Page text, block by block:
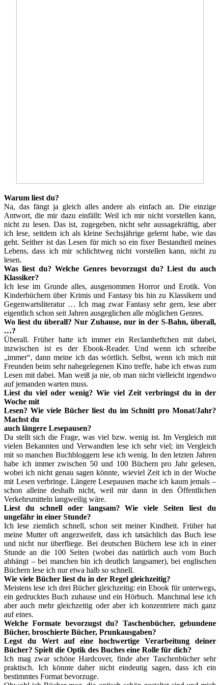
Warum liest du?
Na, das fängt ja gleich alles andere als einfach an. Die einzige
Antwort, die mir dazu einfällt: Weil ich mir nicht vorstellen kann,
nicht zu lesen. Das ist, zugegeben, nicht sehr aussagekräftig, aber
ich lese, seitdem ich als kleine Sechsjährige gelernt habe, wie das
geht. Seither ist das Lesen für mich so ein fixer Bestandteil meines
Lebens, dass ich mir schlichtweg nicht vorstellen kann, nicht zu
lesen.
Was liest du? Welche Genres bevorzugst du? Liest du auch
Klassiker?
Ich lese im Grunde alles, ausgenommen Horror und Erotik. Von
Kinderbüchern über Krimis und Fantasy bis hin zu Klassikern und
Gegenwartsliteratur … Ich mag zwar Fantasy sehr gern, lese aber
eigentlich schon seit Jahren ausgeglichen alle möglichen Genres.
Wo liest du überall? Nur Zuhause, nur in der S-Bahn, überall,
…?
Überall. Früher hatte ich immer ein Reclamheftchen mit dabei,
inzwischen ist es der Ebook-Reader. Und wenn ich schreibe
„immer“, dann meine ich das wörtlich. Selbst, wenn ich mich mit
Freunden beim sehr nahegelegenen Kino treffe, habe ich etwas zum
Lesen mit dabei. Man weiß ja nie, ob man nicht vielleicht irgendwo
auf jemanden warten muss.
Liest du viel oder wenig? Wie viel Zeit verbringst du in der
Woche mit
Lesen? Wie viele Bücher liest du im Schnitt pro Monat/Jahr?
Machst du
auch längere Lesepausen?
Da stellt sich die Frage, was viel bzw. wenig ist. Im Vergleich mit
vielen Bekannten und Verwandten lese ich sehr viel; im Vergleich
mit so manchen Buchbloggern lese ich wenig. In den letzten Jahren
habe ich immer zwischen 50 und 100 Büchern pro Jahr gelesen,
wobei ich nicht genau sagen könnte, wieviel Zeit ich in der Woche
mit Lesen verbringe. Längere Lesepausen mache ich kaum jemals –
schon alleine deshalb nicht, weil mir dann in den Öffentlichen
Verkehrsmitteln langweilig wäre.
Liest du schnell oder langsam? Wie viele Seiten liest du
ungefähr in einer Stunde?
Ich lese ziemlich schnell, schon seit meiner Kindheit. Früher hat
meine Mutter oft angezweifelt, dass ich tatsächlich das Buch lese
und nicht nur überfliege. Bei deutschen Büchern lese ich in einer
Stunde an die 100 Seiten (wobei das natürlich auch vom Buch
abhängt – bei manchen bin ich deutlich langsamer), bei englischen
Büchern lese ich nur etwa halb so schnell.
Wie viele Bücher liest du in der Regel gleichzeitig?
Meistens lese ich drei Bücher gleichzeitig: ein Ebook für unterwegs,
ein gedrucktes Buch zuhause und ein Hörbuch. Manchmal lese ich
aber auch mehr gleichzeitig oder aber ich konzentriere mich ganz
auf eines.
Welche Formate bevorzugst du? Taschenbücher, gebundene
Bücher, broschierte Bücher, Prunkausgaben?
Legst du Wert auf eine hochwertige Verarbeitung deiner
Bücher? Spielt die Optik des Buches eine Rolle für dich?
Ich mag zwar schöne Hardcover, finde aber Taschenbücher sehr
praktisch. Ich könnte daher nicht eindeutig sagen, dass ich ein
bestimmtes Format bevorzuge.